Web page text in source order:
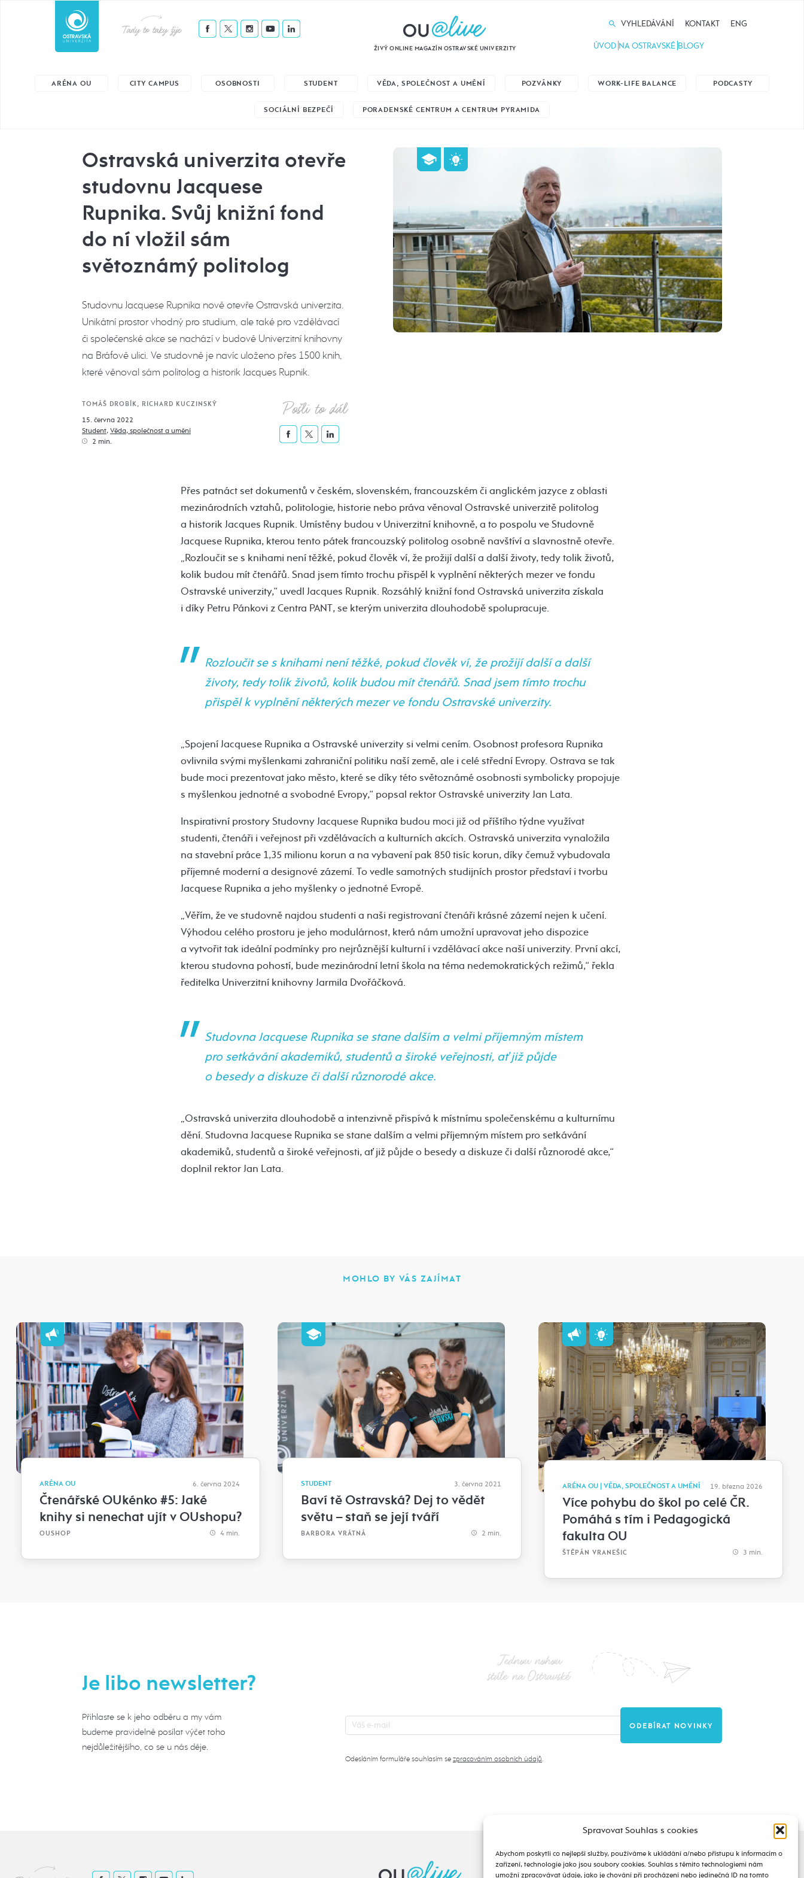
Spravovat Souhlas s cookies
Abychom poskytli co nejlepší služby, používáme k ukládání a/nebo přístupu k informacím o
zařízení, technologie jako jsou soubory cookies. Souhlas s těmito technologiemi nám
umožní zpracovávat údaje, jako je chování při procházení nebo jedinečná ID na tomto
Tady to taky žije
ŽIVÝ ONLINE MAGAZÍN OSTRAVSKÉ UNIVERZITY
VYHLEDÁVÁNÍ KONTAKT ENG
ÚVOD NA OSTRAVSKÉ BLOGY
ARÉNA OU CITY CAMPUS OSOBNOSTI STUDENT VĚDA, SPOLEČNOST A UMĚNÍ POZVÁNKY WORK-LIFE BALANCE PODCASTY
SOCIÁLNÍ BEZPEČÍ PORADENSKÉ CENTRUM A CENTRUM PYRAMIDA
Ostravská univerzita otevře
studovnu Jacquese
Rupnika. Svůj knižní fond
do ní vložil sám
světoznámý politolog
Studovnu Jacquese Rupnika nově otevře Ostravská univerzita.
Unikátní prostor vhodný pro studium, ale také pro vzdělávací
či společenské akce se nachází v budově Univerzitní knihovny
na Bráfově ulici. Ve studovně je navíc uloženo přes 1500 knih,
které věnoval sám politolog a historik Jacques Rupnik.
TOMÁŠ DROBÍK, RICHARD KUCZINSKÝ
15. června 2022
Student, Věda, společnost a umění
2 min.
Pošli to dál
Přes patnáct set dokumentů v českém, slovenském, francouzském či anglickém jazyce z oblasti
mezinárodních vztahů, politologie, historie nebo práva věnoval Ostravské univerzitě politolog
a historik Jacques Rupnik. Umístěny budou v Univerzitní knihovně, a to pospolu ve Studovně
Jacquese Rupnika, kterou tento pátek francouzský politolog osobně navštíví a slavnostně otevře.
„Rozloučit se s knihami není těžké, pokud člověk ví, že prožijí další a další životy, tedy tolik životů,
kolik budou mít čtenářů. Snad jsem tímto trochu přispěl k vyplnění některých mezer ve fondu
Ostravské univerzity,“ uvedl Jacques Rupnik. Rozsáhlý knižní fond Ostravská univerzita získala
i díky Petru Pánkovi z Centra PANT, se kterým univerzita dlouhodobě spolupracuje.
Rozloučit se s knihami není těžké, pokud člověk ví, že prožijí další a další
životy, tedy tolik životů, kolik budou mít čtenářů. Snad jsem tímto trochu
přispěl k vyplnění některých mezer ve fondu Ostravské univerzity.
„Spojení Jacquese Rupnika a Ostravské univerzity si velmi cením. Osobnost profesora Rupnika
ovlivnila svými myšlenkami zahraniční politiku naší země, ale i celé střední Evropy. Ostrava se tak
bude moci prezentovat jako město, které se díky této světoznámé osobnosti symbolicky propojuje
s myšlenkou jednotné a svobodné Evropy,“ popsal rektor Ostravské univerzity Jan Lata.
Inspirativní prostory Studovny Jacquese Rupnika budou moci již od příštího týdne využívat
studenti, čtenáři i veřejnost při vzdělávacích a kulturních akcích. Ostravská univerzita vynaložila
na stavební práce 1,35 milionu korun a na vybavení pak 850 tisíc korun, díky čemuž vybudovala
příjemné moderní a designové zázemí. To vedle samotných studijních prostor představí i tvorbu
Jacquese Rupnika a jeho myšlenky o jednotné Evropě.
„Věřím, že ve studovně najdou studenti a naši registrovaní čtenáři krásné zázemí nejen k učení.
Výhodou celého prostoru je jeho modulárnost, která nám umožní upravovat jeho dispozice
a vytvořit tak ideální podmínky pro nejrůznější kulturní i vzdělávací akce naší univerzity. První akcí,
kterou studovna pohostí, bude mezinárodní letní škola na téma nedemokratických režimů,“ řekla
ředitelka Univerzitní knihovny Jarmila Dvořáčková.
Studovna Jacquese Rupnika se stane dalším a velmi příjemným místem
pro setkávání akademiků, studentů a široké veřejnosti, ať již půjde
o besedy a diskuze či další různorodé akce.
„Ostravská univerzita dlouhodobě a intenzivně přispívá k místnímu společenskému a kulturnímu
dění. Studovna Jacquese Rupnika se stane dalším a velmi příjemným místem pro setkávání
akademiků, studentů a široké veřejnosti, ať již půjde o besedy a diskuze či další různorodé akce,“
doplnil rektor Jan Lata.
MOHLO BY VÁS ZAJÍMAT
ARÉNA OU 6. června 2024
Čtenářské OUkénko #5: Jaké
knihy si nenechat ujít v OUshopu?
OUSHOP 4 min.
STUDENT 3. června 2021
Baví tě Ostravská? Dej to vědět
světu – staň se její tváří
BARBORA VRÁTNÁ 2 min.
ARÉNA OU | VĚDA, SPOLEČNOST A UMĚNÍ 19. března 2026
Více pohybu do škol po celé ČR.
Pomáhá s tím i Pedagogická
fakulta OU
ŠTĚPÁN VRANEŠIC 3 min.
Je libo newsletter?
Přihlaste se k jeho odběru a my vám
budeme pravidelně posílat výčet toho
nejdůležitějšího, co se u nás děje.
Jednou nohou
stále na Ostravské
Odesláním formuláře souhlasím se zpracováním osobních údajů.